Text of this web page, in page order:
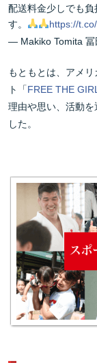
配送料金少しでも
す。
https://
— Makiko Tomita 冨
もともとは、アメ
ト「FREE THE
理由や思い、活動を
した。